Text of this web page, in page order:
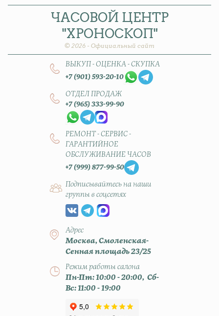
ЧАСОВОЙ ЦЕНТР
"ХРОНОСКОП"
© 2026 - Официальный сайт
ВЫКУП - ОЦЕНКА - СКУПКА
+7 (901) 593-20-10
ОТДЕЛ ПРОДАЖ
+7 (965) 333-99-90
РЕМОНТ - СЕРВИС -
ГАРАНТИЙНОЕ
ОБСЛУЖИВАНИЕ ЧАСОВ
+7 (999) 877-99-50
Подписывайтесь на наши
группы в соцсетях
Адрес
Москва, Смоленская-
Сенная площадь 23/25
Режим работы салона
Пн-Пт: 10:00 - 20:00, Сб-
Вс: 11:00 - 19:00